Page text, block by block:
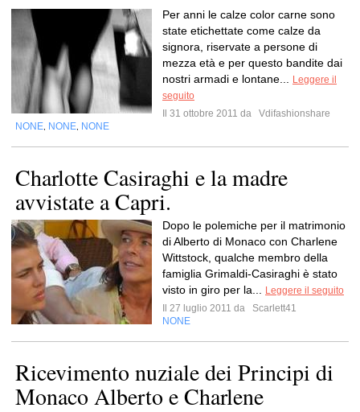
Per anni le calze color carne sono
state etichettate come calze da
signora, riservate a persone di
mezza età e per questo bandite dai
nostri armadi e lontane...
Leggere il
seguito
Il 31 ottobre 2011 da
Vdifashionshare
NONE NONE NONE
Charlotte Casiraghi e la madre
avvistate a Capri.
Dopo le polemiche per il matrimonio
di Alberto di Monaco con Charlene
Wittstock, qualche membro della
famiglia Grimaldi-Casiraghi è stato
visto in giro per la...
Leggere il seguito
Il 27 luglio 2011 da
Scarlett41
NONE
Ricevimento nuziale dei Principi di
Monaco Alberto e Charlene